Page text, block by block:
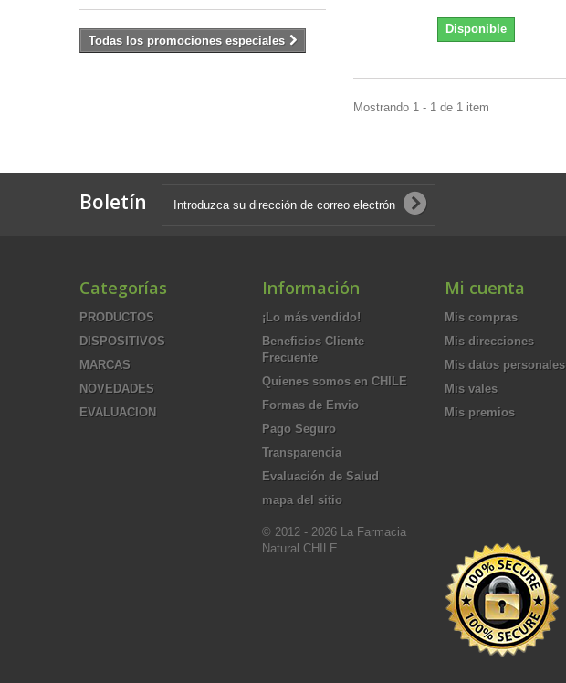
Todas los promociones especiales
Disponible
Mostrando 1 - 1 de 1 item
Boletín
Categorías
PRODUCTOS
DISPOSITIVOS
MARCAS
NOVEDADES
EVALUACION
Información
¡Lo más vendido!
Beneficios Cliente
Frecuente
Quienes somos en CHILE
Formas de Envio
Pago Seguro
Transparencia
Evaluación de Salud
mapa del sitio
© 2012 - 2026 La Farmacia
Natural CHILE
Mi cuenta
Mis compras
Mis direcciones
Mis datos personales
Mis vales
Mis premios